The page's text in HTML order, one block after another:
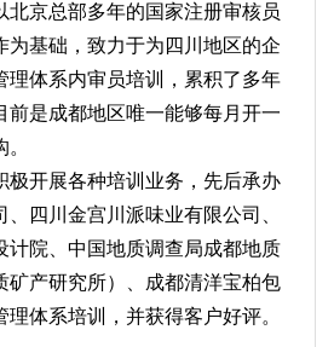
北京总部多年的国家注册审核员
为基础，致力于为四川地区的企
理体系内审员培训，累积了多年
前是成都地区唯一能够每月开一
极开展各种培训业务，先后承办
四川金宫川派味业有限公司、
计院、中国地质调查局成都地质
矿产研究所）、成都清洋宝柏包
体系培训，并获得客户好评。